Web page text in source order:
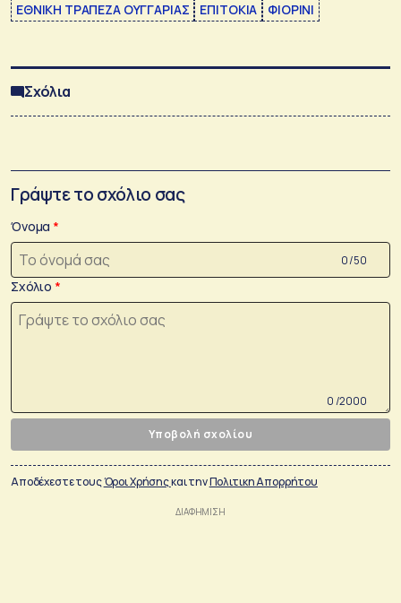
ΕΘΝΙΚΗ ΤΡΑΠΕΖΑ ΟΥΓΓΑΡΙΑΣ ΕΠΙΤΟΚΙΑ ΦΙΟΡΙΝΙ
Σχόλια
Γράψτε το σχόλιο σας
Όνομα
0 /50
Σχόλιο
0 /2000
Υποβολή σχολίου
Αποδέχεστε τουςΌροι Χρήσηςκαι τηνΠολιτικη Απορρήτου